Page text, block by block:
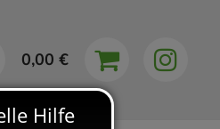
0,00 €